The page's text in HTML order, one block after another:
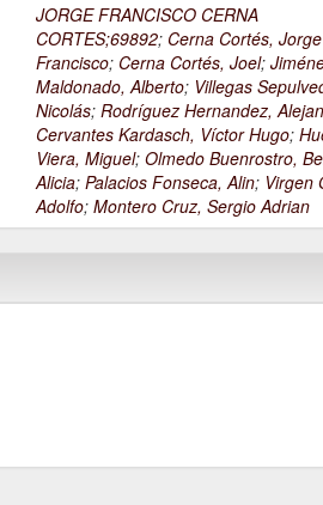
JORGE FRANCISCO CERNA
CORTES;69892; Cerna Cortés, Jorge
Francisco; Cerna Cortés, Joel;
Maldonado, Alberto; Villegas
Nicolás;Rodríguez Hernandez,
Cervantes Kardasch, Víctor Hugo;
Viera, Miguel;Olmedo Buenrostro,
Alicia;Palacios Fonseca, Alin; Virgen
Adolfo;Montero Cruz, Sergio Adrian